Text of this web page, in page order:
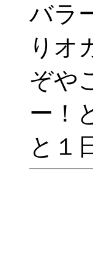
バラ
りオ
ぞや
ー！
と１